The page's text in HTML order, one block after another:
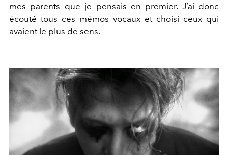
mes parents que je pensais en premier. J’ai donc
écouté tous ces mémos vocaux et choisi ceux qui
avaient le plus de sens.